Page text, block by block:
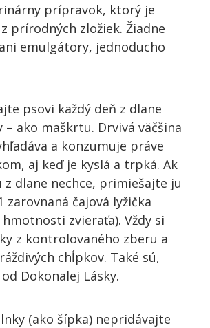
prípravok, ktorý je
prírodných zložiek. Žiadne
emulgátory, jednoducho
psovi každý deň z dlane
– ako maškrtu. Drvivá väčšina
a konzumuje práve
aj keď je kyslá a trpká. Ak
z dlane nechce, primiešajte ju
zarovnaná čajová lyžička
zvieraťa). Vždy si
z kontrolovaného zberu a
chĺpkov. Také sú,
Dokonalej Lásky.
(ako šípka) nepridávajte